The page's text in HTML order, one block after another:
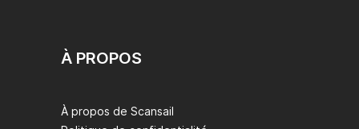
À PROPOS
À propos de Scansail